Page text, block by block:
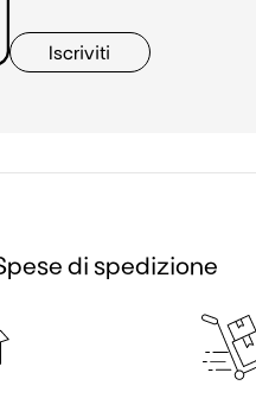
Iscriviti
di spedizione